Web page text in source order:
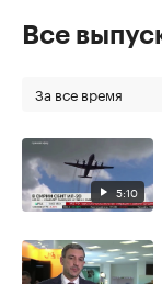
Все
За все время
5:10